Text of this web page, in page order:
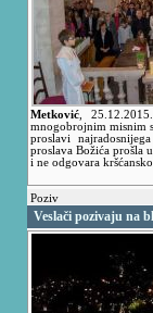
Metković ,
mnogobrojnim misnim
proslavi
proslava Božića prošla
i ne odgovara
Poziv
Veslači pozivaju na